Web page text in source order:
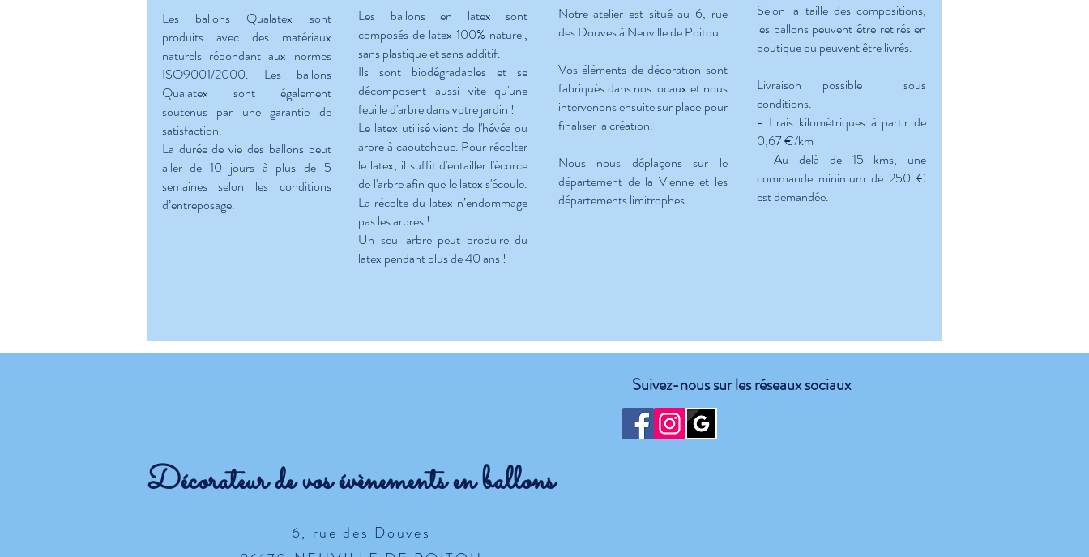
Les ballons Qualatex sont
produits avec des matériaux
naturels répondant aux normes
ISO9001/2000. Les ballons
Qualatex sont également
soutenus par une garantie de
satisfaction.
La durée de vie des ballons peut
aller de 10 jours à plus de 5
semaines selon les conditions
d’entreposage.
Les ballons en latex sont
composés de latex 100% naturel,
sans plastique et sans additif.
Ils sont biodégradables et se
décomposent aussi vite qu'une
feuille d'arbre dans votre jardin !
Le latex utilisé vient de l'hévéa ou
arbre à caoutchouc. Pour récolter
le latex, il suffit d'entailler l'écorce
de l'arbre afin que le latex s'écoule.
La récolte du latex n’endommage
pas les arbres !
Un seul arbre peut produire du
latex pendant plus de 40 ans !
Notre atelier est situé au 6, rue
des Douves à Neuville de Poitou.
Vos éléments de décoration sont
fabriqués dans nos locaux et nous
intervenons ensuite sur place pour
finaliser la création.
Nous nous déplaçons sur le
département de la Vienne et les
départements limitrophes.
Selon la taille des compositions,
les ballons peuvent être retirés en
boutique ou peuvent être livrés.
Livraison possible sous
conditions.
- Frais kilométriques à partir de
0,67 €/km
- Au delà de 15 kms, une
commande minimum de 250 €
est demandée.
Suivez-nous sur les réseaux sociaux
Décorateur de vos évènements en ballons
6, rue des Douves